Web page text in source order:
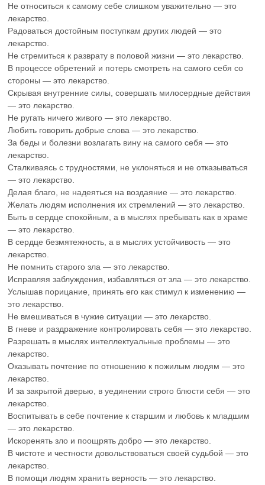
Не относиться к самому себе слишком уважительно — это
лекарство.
Радоваться достойным поступкам других людей — это
лекарство.
Не стремиться к разврату в половой жизни — это лекарство.
В процессе обретений и потерь смотреть на самого себя со
стороны — это лекарство.
Скрывая внутренние силы, совершать милосердные действия
— это лекарство.
Не ругать ничего живого — это лекарство.
Любить говорить добрые слова — это лекарство.
За беды и болезни возлагать вину на самого себя — это
лекарство.
Сталкиваясь с трудностями, не уклоняться и не отказываться
— это лекарство.
Делая благо, не надеяться на воздаяние — это лекарство.
Желать людям исполнения их стремлений — это лекарство.
Быть в сердце спокойным, а в мыслях пребывать как в храме
— это лекарство.
В сердце безмятежность, а в мыслях устойчивость — это
лекарство.
Не помнить старого зла — это лекарство.
Исправляя заблуждения, избавляться от зла — это лекарство.
Услышав порицание, принять его как стимул к изменению —
это лекарство.
Не вмешиваться в чужие ситуации — это лекарство.
В гневе и раздражение контролировать себя — это лекарство.
Разрешать в мыслях интеллектуальные проблемы — это
лекарство.
Оказывать почтение по отношению к пожилым людям — это
лекарство.
И за закрытой дверью, в уединении строго блюсти себя — это
лекарство.
Воспитывать в себе почтение к старшим и любовь к младшим
— это лекарство.
Искоренять зло и поощрять добро — это лекарство.
В чистоте и честности довольствоваться своей судьбой — это
лекарство.
В помощи людям хранить верность — это лекарство.